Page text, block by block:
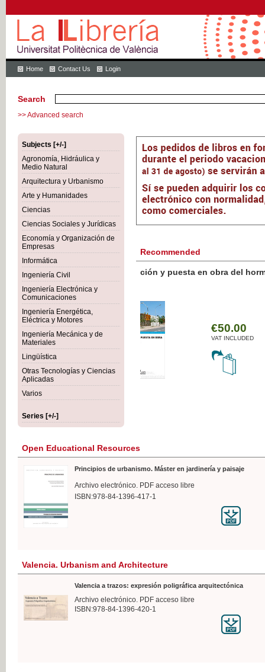
Home Contact Us Login
Search
>> Advanced search
Subjects [+/-]
Agronomía, Hidráulica y
Medio Natural
Arquitectura y Urbanismo
Arte y Humanidades
Ciencias
Ciencias Sociales y Jurídicas
Economía y Organización de
Empresas
Informática
Ingeniería Civil
Ingeniería Electrónica y
Comunicaciones
Ingeniería Energética,
Eléctrica y Motores
Ingeniería Mecánica y de
Materiales
Lingüística
Otras Tecnologías y Ciencias
Aplicadas
Varios
Series [+/-]
Recommended
Botánica Agroalimentaria
Open Educational Resources
Principios de urbanismo. Máster en jardinería y paisaje
Archivo electrónico. PDF acceso libre
ISBN:978-84-1396-417-1
Valencia. Urbanism and Architecture
Valencia a trazos: expresión poligráfica arquitectónica
Archivo electrónico. PDF acceso libre
ISBN:978-84-1396-420-1